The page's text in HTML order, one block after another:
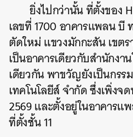
ยิ่งไปกว่านั้น ที่ตั้งของ
เลขที่ 1700 อาคารแพลน บี
ตัดใหม่ แขวงมักกะสัน เขต
เป็นอาคารเดียวกับสำนักง
เดียวกัน พาขวัญยังเป็นกรร
เทคโนโลยีส์ จำกัด ซึ่งเพิ่งจ
2569 และตั้งอยู่ในอาคารแ
ที่ตั้งชั้น 11